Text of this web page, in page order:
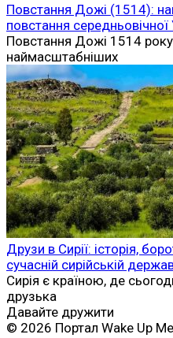
Повстання Дожі (1514):
повстання
Повстання Дожі 1514
наймасштабніших
Друзи в Сирії: історія,
сучасній сирійській
Сирія є країною, де
друзька
Давайте дружити
© 2026 Портал Wake Up